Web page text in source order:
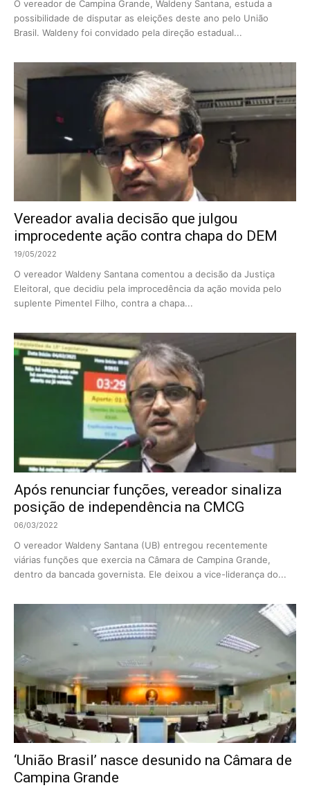
O vereador de Campina Grande, Waldeny Santana, estuda a
possibilidade de disputar as eleições deste ano pelo União
Brasil. Waldeny foi convidado pela direção estadual...
Vereador avalia decisão que julgou
improcedente ação contra chapa do DEM
19/05/2022
O vereador Waldeny Santana comentou a decisão da Justiça
Eleitoral, que decidiu pela improcedência da ação movida pelo
suplente Pimentel Filho, contra a chapa...
Após renunciar funções, vereador sinaliza
posição de independência na CMCG
06/03/2022
O vereador Waldeny Santana (UB) entregou recentemente
viárias funções que exercia na Câmara de Campina Grande,
dentro da bancada governista. Ele deixou a vice-liderança do...
‘União Brasil’ nasce desunido na Câmara de
Campina Grande